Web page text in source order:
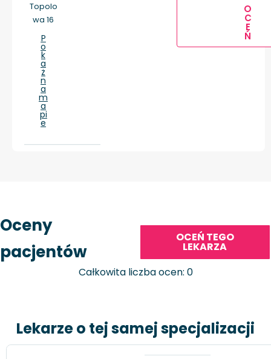
Topolo
wa 16
P
o
k
a
ż
n
a
m
a
pi
e
O
C
E
Ń
Oceny
pacjentów
OCEŃ TEGO
LEKARZA
Całkowita liczba ocen: 0
Lekarze o tej samej specjalizacji